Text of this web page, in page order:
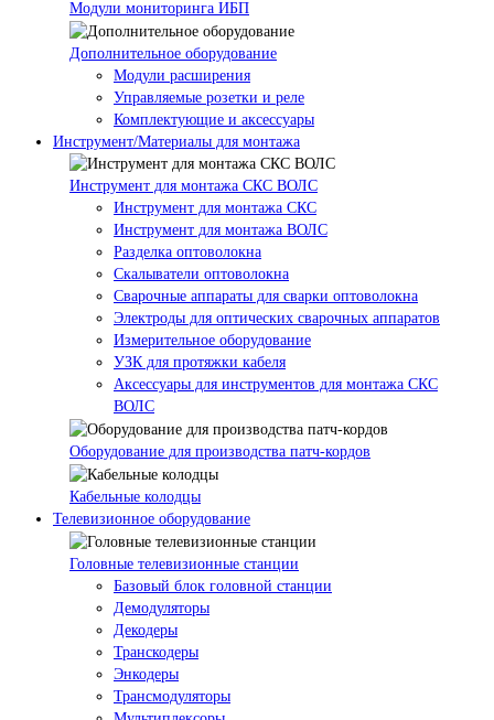
Модули мониторинга ИБП
Дополнительное оборудование
Модули расширения
Управляемые розетки и реле
Комплектующие и аксессуары
Инструмент/Материалы для монтажа
Инструмент для монтажа СКС ВОЛС
Инструмент для монтажа СКС
Инструмент для монтажа ВОЛС
Разделка оптоволокна
Скалыватели оптоволокна
Сварочные аппараты для сварки оптоволокна
Электроды для оптических сварочных аппаратов
Измерительное оборудование
УЗК для протяжки кабеля
Аксессуары для инструментов для монтажа СКС
ВОЛС
Оборудование для производства патч-кордов
Кабельные колодцы
Телевизионное оборудование
Головные телевизионные станции
Базовый блок головной станции
Демодуляторы
Декодеры
Транскодеры
Энкодеры
Трансмодуляторы